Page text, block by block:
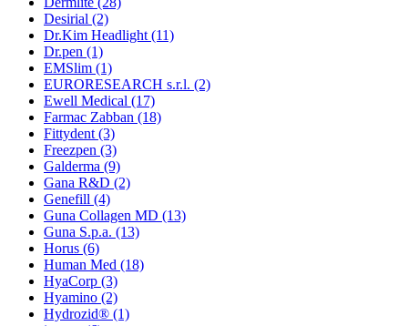
Desirial (2)
Dr.Kim Headlight (11)
Dr.pen (1)
EMSlim (1)
EURORESEARCH s.r.l. (2)
Ewell Medical (17)
Farmac Zabban (18)
Fittydent (3)
Freezpen (3)
Galderma (9)
Gana R&D (2)
Genefill (4)
Guna Collagen MD (13)
Guna S.p.a. (13)
Horus (6)
Human Med (18)
HyaCorp (3)
Hyamino (2)
Hydrozid® (1)